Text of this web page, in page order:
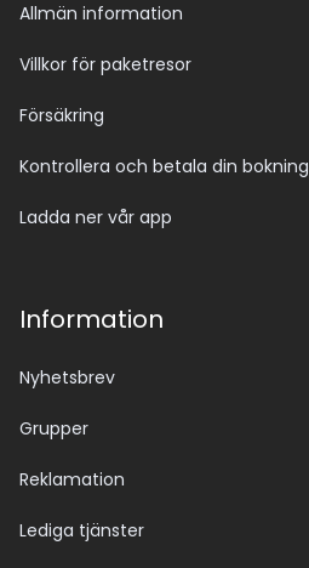
Allmän information
Villkor för paketresor
Försäkring
Kontrollera och betala din bokning
Ladda ner vår app
Information
Nyhetsbrev
Grupper
Reklamation
Lediga tjänster